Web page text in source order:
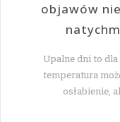
objawów
Upalne dni to dla
temperatura
osłabienie,